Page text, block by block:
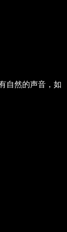
自然的声音，如